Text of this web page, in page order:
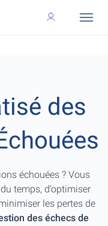
des
échouées ? Vous
temps, d’optimiser
les pertes de
des échecs de